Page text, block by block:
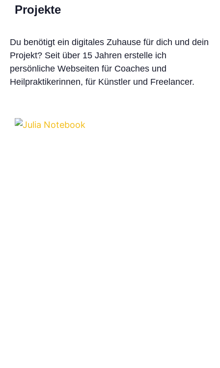
Projekte
Du benötigt ein digitales Zuhause für dich und dein
Projekt? Seit über 15 Jahren erstelle ich
persönliche Webseiten für Coaches und
Heilpraktiker­innen, für Künstler und Freelancer.